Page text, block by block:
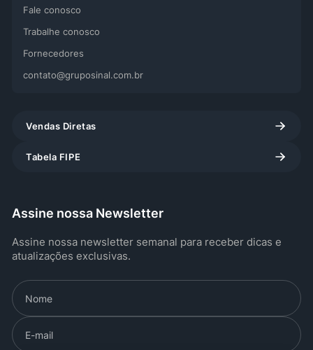
Fale conosco
Trabalhe conosco
Fornecedores
contato@gruposinal.com.br
Vendas Diretas
Tabela FIPE
Assine nossa Newsletter
Assine nossa newsletter semanal para receber dicas e
atualizações exclusivas.